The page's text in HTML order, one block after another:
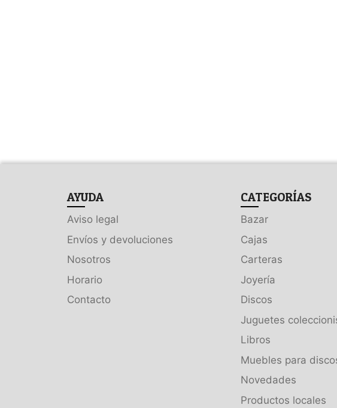
AYUDA
Aviso legal
Envíos y devoluciones
Nosotros
Horario
Contacto
CATEGORÍAS
Bazar
Cajas
Carteras
Joyería
Discos
Juguetes
Libros
Muebles para
Novedades
Productos locales